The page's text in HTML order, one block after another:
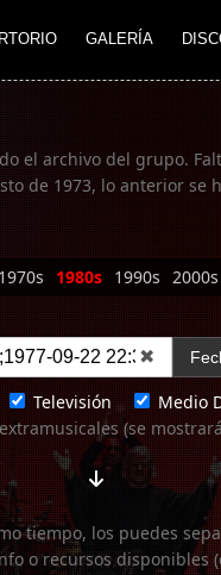
GALERÍA
el archivo del grupo.
de 1973, lo anterior
1970s 1980s 1990s 2000s
✖
Televisión Medio
(se
tiempo, los puedes
o recursos disponibles